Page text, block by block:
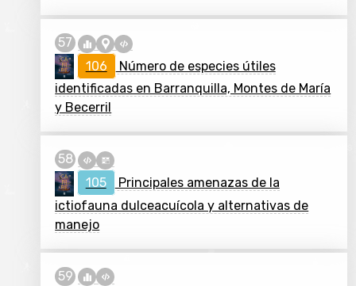
106
Número de especies útiles
identificadas en Barranquilla, Montes de María
y Becerril
105
Principales amenazas de la
ictiofauna dulceacuícola y alternativas de
manejo